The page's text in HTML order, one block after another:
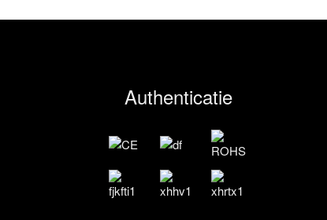
Authenticatie